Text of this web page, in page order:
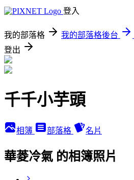
登入
我的部落格 我的部落格後台
登出
千千小芋頭
相簿 部落格 名片
華菱冷氣 的相簿照片